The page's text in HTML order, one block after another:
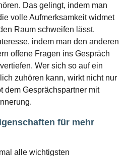
Das gelingt, indem man
volle Aufmerksamkeit widmet
Raum schweifen lässt.
indem man den anderen
offene Fragen ins Gespräch
Wer sich so auf ein
zuhören kann, wirkt nicht nur
dem Gesprächspartner mit
für mehr
alle wichtigsten